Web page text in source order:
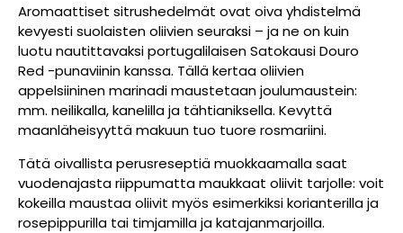
Aromaattiset sitrushedelmät ovat oiva yhdistelmä
kevyesti suolaisten oliivien seuraksi – ja ne on kuin
luotu nautittavaksi portugalilaisen Satokausi Douro
Red -punaviinin kanssa. Tällä kertaa oliivien
appelsiininen marinadi maustetaan joulumaustein:
mm. neilikalla, kanelilla ja tähtianiksella. Kevyttä
maanläheisyyttä makuun tuo tuore rosmariini.
Tätä oivallista perusreseptiä muokkaamalla saat
vuodenajasta riippumatta maukkaat oliivit tarjolle: voit
kokeilla maustaa oliivit myös esimerkiksi korianterilla ja
rosepippurilla tai timjamilla ja katajanmarjoilla.